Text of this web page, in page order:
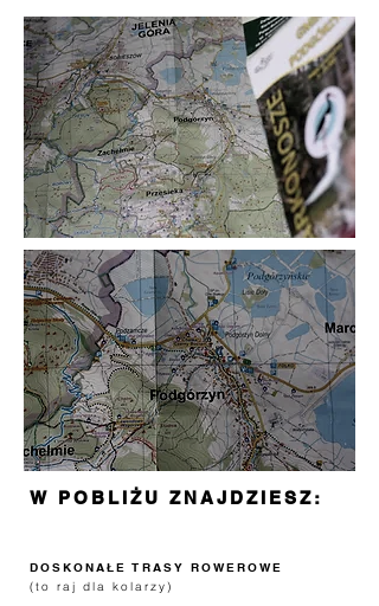
W POBLIŻU ZNAJDZIESZ:
DOSKONAŁE TRASY ROWEROWE
(to raj dla kolarzy)